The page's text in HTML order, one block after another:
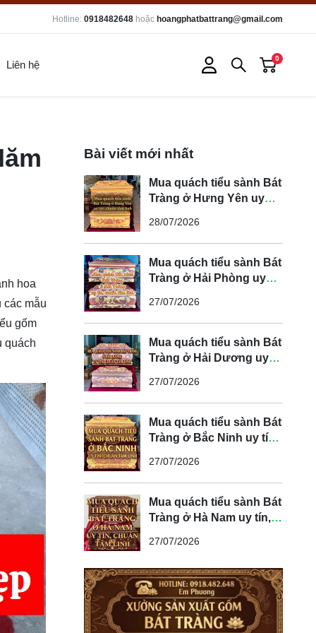
Hotline: 0918482648 hoặc hoangphatbattrang@gmail.com
Liên hệ
0
hoa
các mẫu
gốm
quách
Bài viết mới nhất
Mua quách tiểu sành Bát
Tràng ở Hưng Yên uy
28/07/2026
Mua quách tiểu sành Bát
Tràng ở Hải Phòng uy
27/07/2026
Mua quách tiểu sành Bát
Tràng ở Hải Dương uy
27/07/2026
Mua quách tiểu sành Bát
Tràng ở Bắc Ninh uy tín,
27/07/2026
Mua quách tiểu sành Bát
Tràng ở Hà Nam uy tín,
27/07/2026